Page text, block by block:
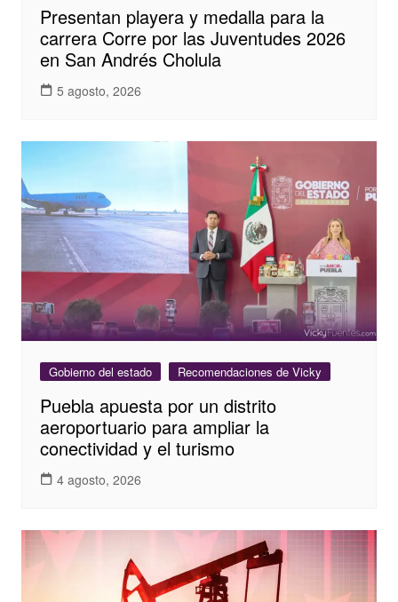
Presentan playera y medalla para la
carrera Corre por las Juventudes 2026
en San Andrés Cholula
5 agosto, 2026
Gobierno del estado Recomendaciones de Vicky
Puebla apuesta por un distrito
aeroportuario para ampliar la
conectividad y el turismo
4 agosto, 2026